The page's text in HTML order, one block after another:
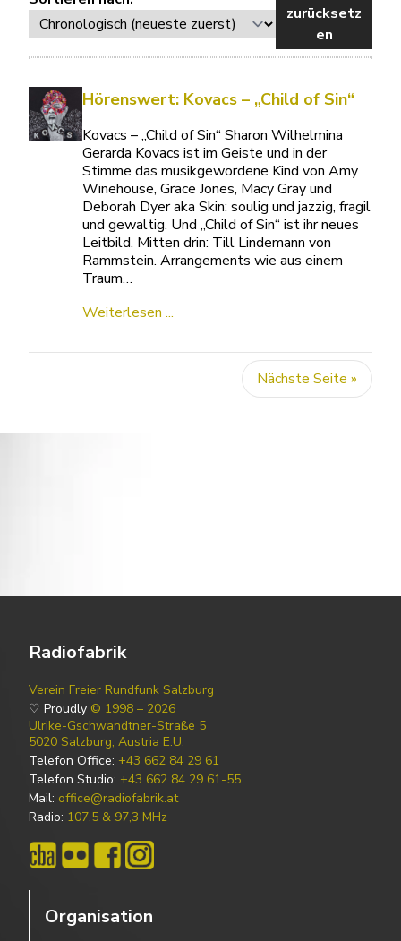
zurücksetz
en
Hörenswert: Kovacs – „Child of Sin“
Kovacs – „Child of Sin“ Sharon Wilhelmina
Gerarda Kovacs ist im Geiste und in der
Stimme das musikgewordene Kind von Amy
Winehouse, Grace Jones, Macy Gray und
Deborah Dyer aka Skin: soulig und jazzig, fragil
und gewaltig. Und „Child of Sin“ ist ihr neues
Leitbild. Mitten drin: Till Lindemann von
Rammstein. Arrangements wie aus einem
Traum…
Weiterlesen ...
Nächste Seite »
Radiofabrik
Verein Freier Rundfunk Salzburg
♡ Proudly © 1998 – 2026
Ulrike-Gschwandtner-Straße 5
5020 Salzburg, Austria E.U.
Telefon Office: +43 662 84 29 61
Telefon Studio: +43 662 84 29 61-55
Mail: office@radiofabrik.at
Radio: 107,5 & 97,3 MHz
Organisation